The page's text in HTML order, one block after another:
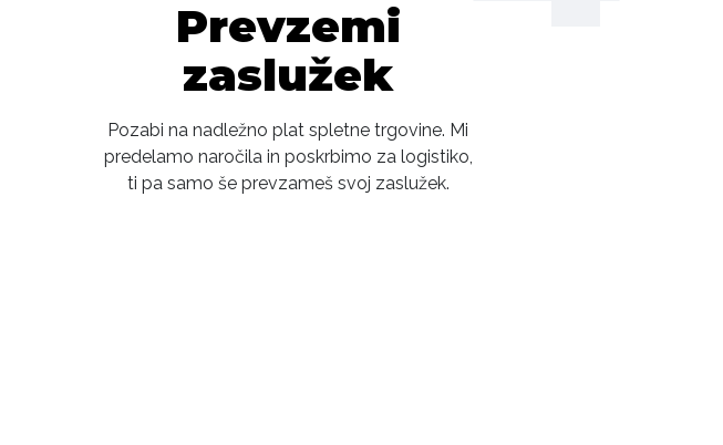
Prevzemi
zaslužek
Pozabi na nadležno plat spletne trgovine. Mi
predelamo naročila in poskrbimo za logistiko,
ti pa samo še prevzameš svoj zaslužek.